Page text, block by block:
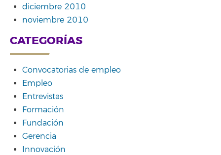
diciembre 2010
noviembre 2010
CATEGORÍAS
Convocatorias de empleo
Empleo
Entrevistas
Formación
Fundación
Gerencia
Innovación